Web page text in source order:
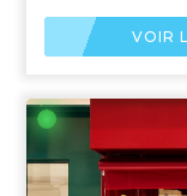
VOIR